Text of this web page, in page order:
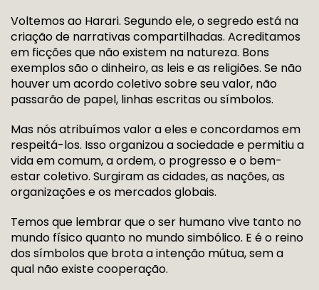
Voltemos ao Harari. Segundo ele, o segredo está na
criação de narrativas compartilhadas. Acreditamos
em ficções que não existem na natureza. Bons
exemplos são o dinheiro, as leis e as religiões. Se não
houver um acordo coletivo sobre seu valor, não
passarão de papel, linhas escritas ou símbolos.
Mas nós atribuímos valor a eles e concordamos em
respeitá-los. Isso organizou a sociedade e permitiu a
vida em comum, a ordem, o progresso e o bem-
estar coletivo. Surgiram as cidades, as nações, as
organizações e os mercados globais.
Temos que lembrar que o ser humano vive tanto no
mundo físico quanto no mundo simbólico. E é o reino
dos símbolos que brota a intenção mútua, sem a
qual não existe cooperação.